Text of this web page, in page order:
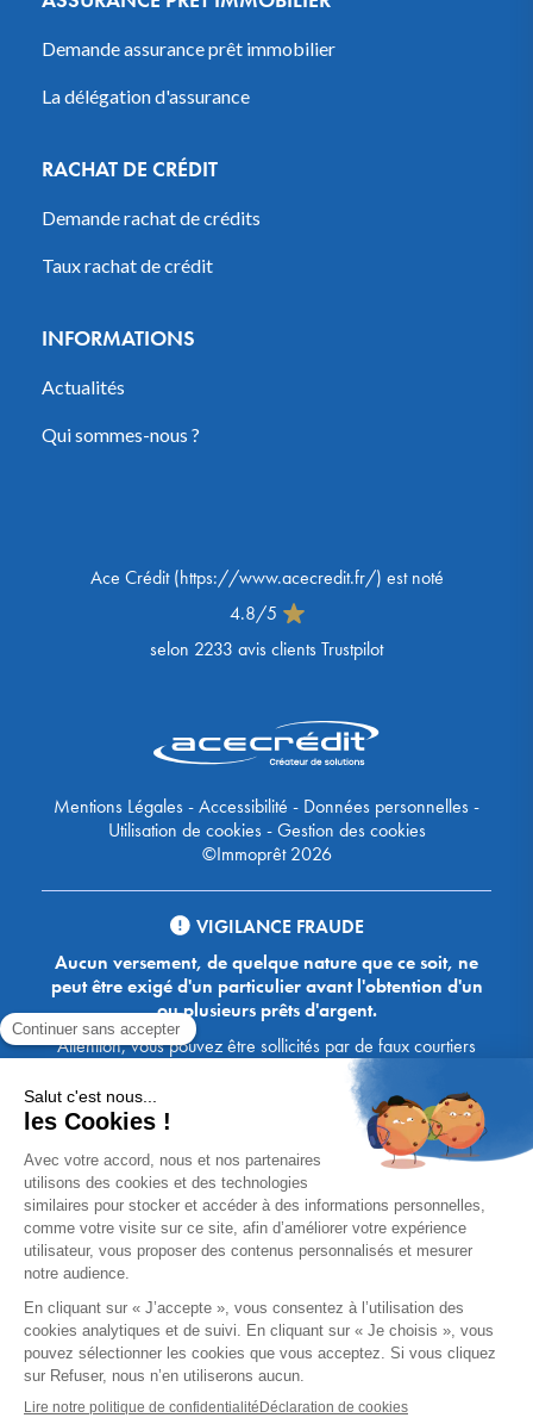
Demande assurance prêt immobilier
La délégation d'assurance
RACHAT DE CRÉDIT
Demande rachat de crédits
Taux rachat de crédit
INFORMATIONS
Actualités
Qui sommes-nous ?
Ace Crédit(https://www.acecredit.fr/) est noté
4.8/5
selon 2233 avis clients Trustpilot
Mentions Légales-Accessibilité - Données personnelles-
Utilisation de cookies-Gestion des cookies
©Immoprêt 2026
VIGILANCE FRAUDE
Aucun versement, de quelque nature que ce soit, ne
peut être exigé d'un particulier avant l'obtention d'un
ou plusieurs prêts d'argent.
Attention, vous pouvez être sollicités par de faux courtiers
Ace Crédit / Immoprêt, qui vous proposent de bénéficier de
crédits, en vous demandant de transmettre des documents,
des fonds, des coordonnées bancaires, etc. Soyez vigilants :
Immoprêt ne demande jamais à ses clients de virer sur ses
comptes des sommes prêtées par les banques, à l'exception
des honoraires des agences. Les courtiers Ace Crédit /
Immoprêt vous écrivent toujours d'une adresse mail
xxxx@acecredit.fr ou xxxx@immopret.fr.
* Taux fixe national hors assurance, pouvant varier selon votre région et
dossier. Exemple représentatif pour un montant emprunté de 200 000 €.
Taux débiteur fixe de 2.85 % et TAEG fixe (hors frais) de 3.21 % (taux
assurance emprunteur de 0,36%) sur 15 ans. 180 mensualités de
1 426,78 € (dont 60,00 € d'assurance). Coût total du crédit (hors frais) :
56 820,53 €. Montant total dû (hors frais) : 256 820,53 €.